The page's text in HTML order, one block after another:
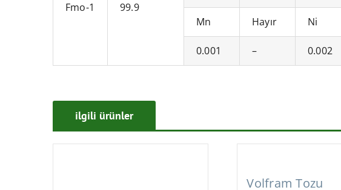
Fmo-1 99.9
Mn Hayır Ni
0.001 – 0.002
ilgili ürünler
Volfram Tozu